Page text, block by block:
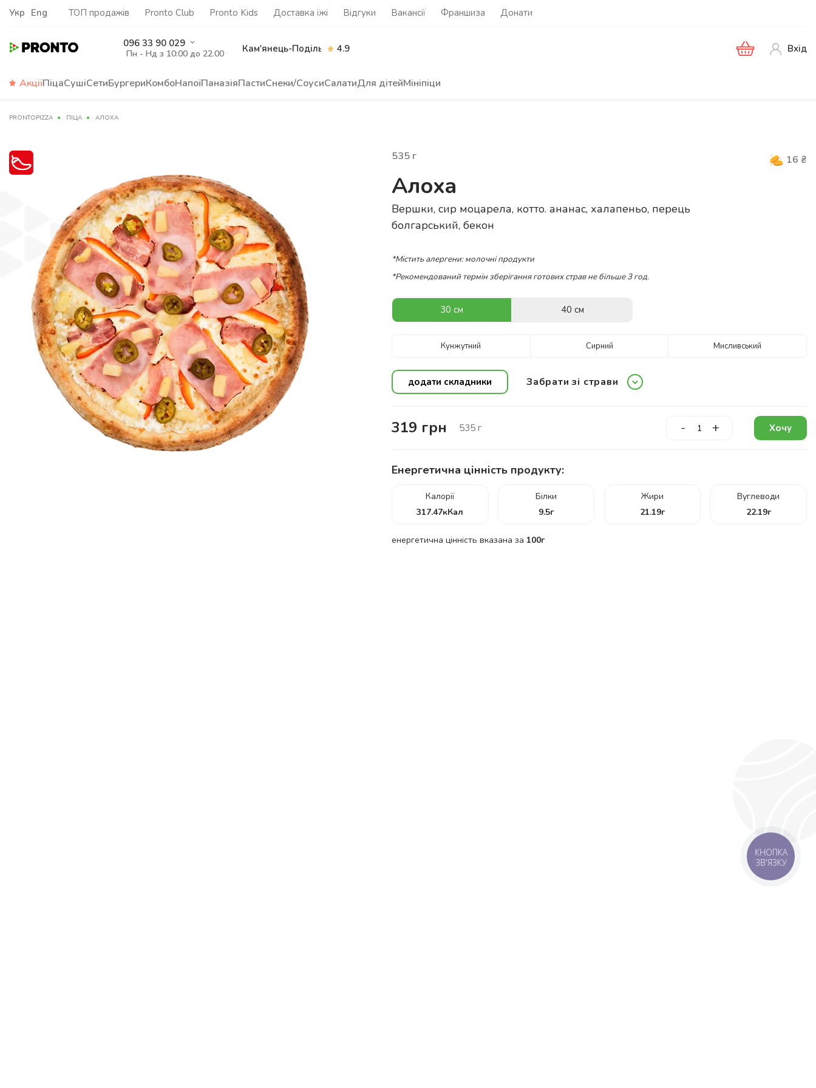
Укр Eng ТОП продажів Pronto Club Pronto Kids Доставка їжі Відгуки Вакансії Франшиза Донати
096 33 90 029
Пн - Нд з 10:00 до 22.00 Кам'янець-Подільський
4.9 Вхід
АкціїПіцаСушіСетиБургериКомбоНапоїПаназіяПастиСнеки/СоусиСалатиДля дітейМініпіци
PRONTOPIZZA ПІЦА АЛОХА
535 г 16 ₴
Алоха
Вершки, сир моцарела, котто. ананас, халапеньо, перець
болгарський, бекон
*Містить алергени: молочні продукти
*Рекомендований термін зберігання готових страв не більше 3 год.
30 см 40 см
Кунжутний Сирний Мисливський
додати складники Забрати зі страви
319 грн 535 г - + Хочу
Енергетична цінність продукту:
Калорії
317.47кКал
Білки
9.5г
Жири
21.19г
Вуглеводи
22.19г
енергетична цінність вказана за 100г
КНОПКА
ЗВ'ЯЗКУ